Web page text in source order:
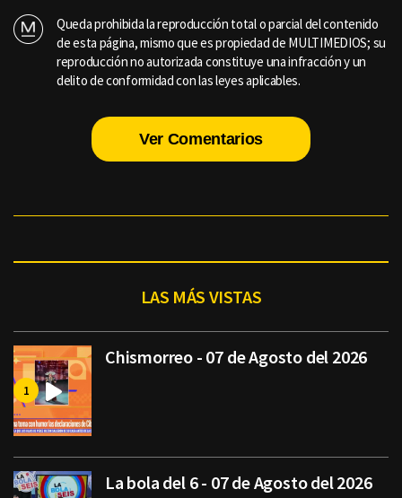
Queda prohibida la reproducción total o parcial del contenido
de esta página, mismo que es propiedad de MULTIMEDIOS; su
reproducción no autorizada constituye una infracción y un
delito de conformidad con las leyes aplicables.
Ver Comentarios
LAS MÁS VISTAS
Chismorreo - 07 de Agosto del 2026
La bola del 6 - 07 de Agosto del 2026